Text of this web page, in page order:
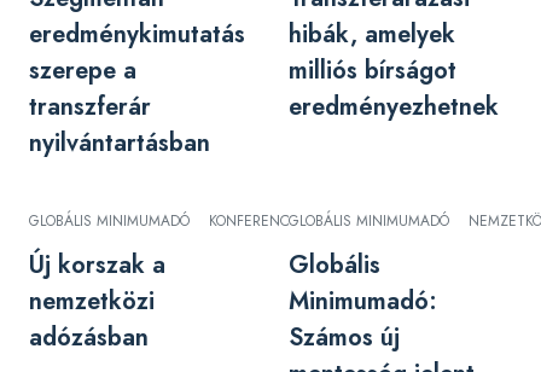
eredménykimutatás
szerepe a
transzferár
nyilvántartásban
hibák, amelyek
milliós bírságot
eredményezhetnek
GLOBÁLIS MINIMUMADÓ KONFERENCIA TRANSZFERÁR
Új korszak a
nemzetközi
adózásban
GLOBÁLIS MINIMUMADÓ
Globális
Minimumadó:
Számos új